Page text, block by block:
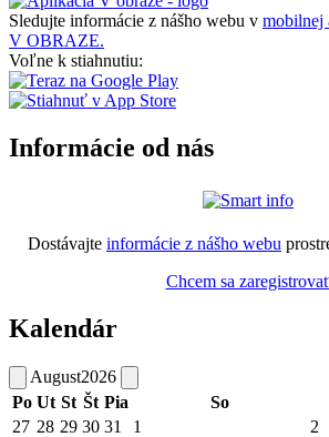
Sledujte informácie z nášho webu v mobilnej
V OBRAZE.
Voľne k stiahnutiu:
Informácie od nás
Dostávajte informácie z nášho webu
Chcem sa
Kalendár
August2026
Po Ut St Št Pia So
27 28 29 30 31 1
2